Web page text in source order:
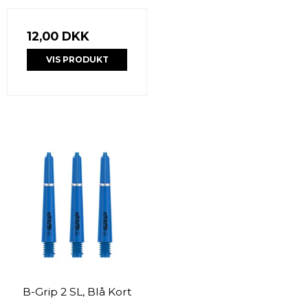
12,00 DKK
VIS PRODUKT
B-Grip 2 SL, Blå Kort